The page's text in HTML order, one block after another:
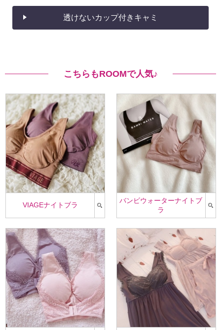
透けないカップ付きキャミ
こちらもROOMで人気♪
VIAGEナイトブラ
バンビウォーターナイトブ
ラ